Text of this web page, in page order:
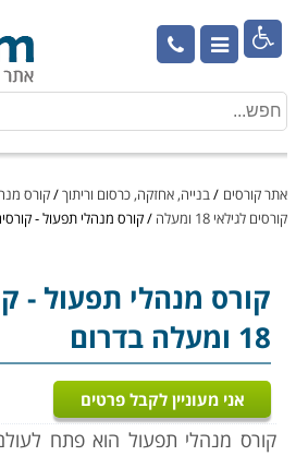

אתר קורסים /בנייה, אחזקה, כרסום וריתוך/קורס
קורסים לגילאי 18 ומעלה
/קורס מנהלי תפעול - קורסים לגילאי 18
קורס מנהלי תפעול-
18 ומעלה בדרום
אני מעוניין לקבל פרטים
קורס מנהלי תפעול הוא פתח ל